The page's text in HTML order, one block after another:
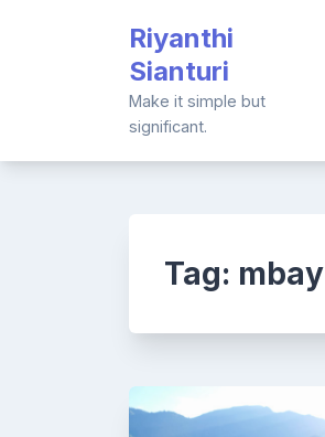
Riyanthi
Sianturi
Make it simple but
significant.
Tag: mbay